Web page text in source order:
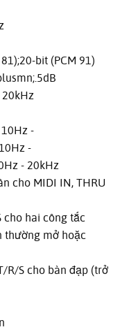
bit (PCM 91)
-
-
- 20kHz
MIDI IN, THRU
hai công tắc
thường mở hoặc
S cho bàn đạp (trở